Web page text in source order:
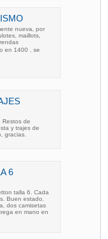
nueva, por
maillots,
en 1400 , se
Restos de
y trajes de
gracias.
6
talla 6. Cada
Buen estado.
dos camisetas
en mano en